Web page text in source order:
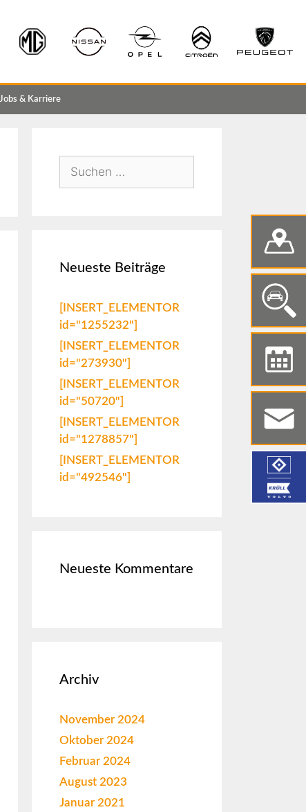
Jobs & Karriere
Neueste Beiträge
[INSERT_ELEMENTOR
id="1255232"]
[INSERT_ELEMENTOR
id="273930"]
[INSERT_ELEMENTOR
id="50720"]
[INSERT_ELEMENTOR
id="1278857"]
[INSERT_ELEMENTOR
id="492546"]
Neueste Kommentare
Archiv
November 2024
Oktober 2024
Februar 2024
August 2023
Januar 2021